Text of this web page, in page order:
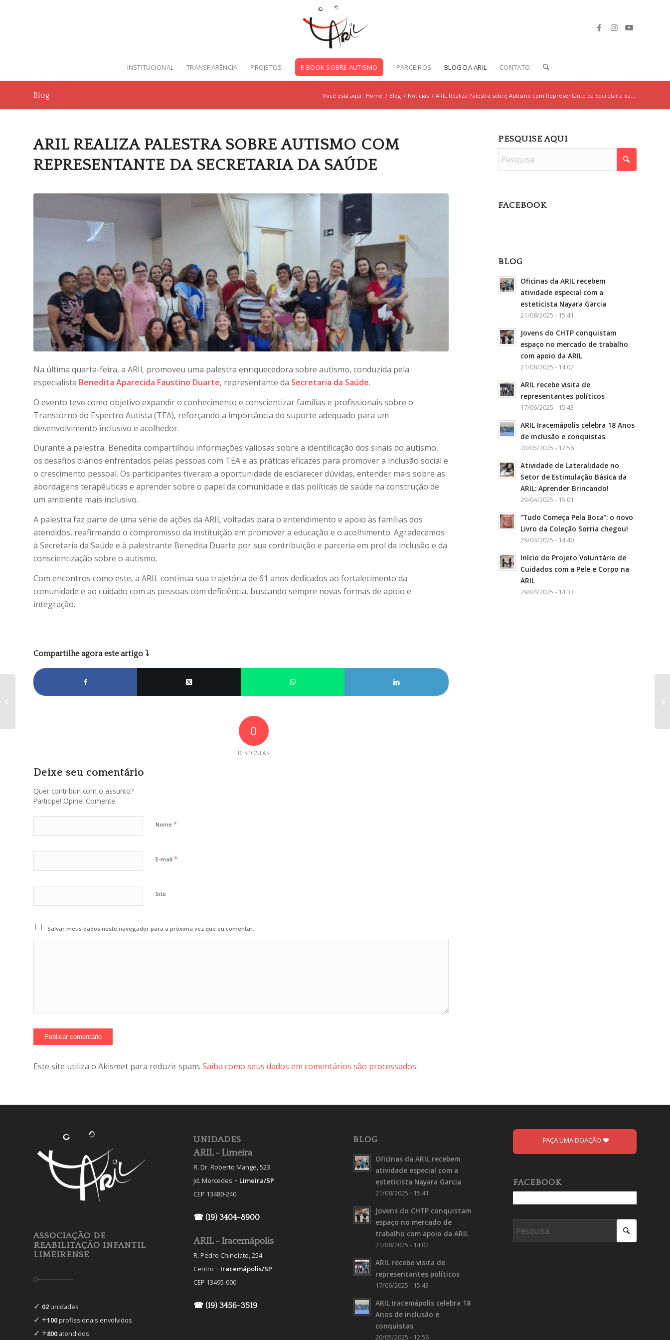
INSTITUCIONAL TRANSPARÊNCIA PROJETOS E-BOOK SOBRE AUTISMO PARCEIROS BLOG DA ARIL CONTATO
Blog Você está aqui: Home / Blog / Notícias / ARIL Realiza Palestra sobre Autismo com Representante da Secretaria da...
ARIL REALIZA PALESTRA SOBRE AUTISMO COM
REPRESENTANTE DA SECRETARIA DA SAÚDE
Na última quarta-feira, a ARIL promoveu uma palestra enriquecedora sobre autismo, conduzida pela
especialista Benedita Aparecida Faustino Duarte, representante da Secretaria da Saúde.
O evento teve como objetivo expandir o conhecimento e conscientizar famílias e profissionais sobre o
Transtorno do Espectro Autista (TEA), reforçando a importância do suporte adequado para um
desenvolvimento inclusivo e acolhedor.
Durante a palestra, Benedita compartilhou informações valiosas sobre a identificação dos sinais do autismo,
os desafios diários enfrentados pelas pessoas com TEA e as práticas eficazes para promover a inclusão social e
o crescimento pessoal. Os participantes tiveram a oportunidade de esclarecer dúvidas, entender mais sobre as
abordagens terapêuticas e aprender sobre o papel da comunidade e das políticas de saúde na construção de
um ambiente mais inclusivo.
A palestra faz parte de uma série de ações da ARIL voltadas para o entendimento e apoio às famílias dos
atendidos, reafirmando o compromisso da instituição em promover a educação e o acolhimento. Agradecemos
à Secretaria da Saúde e à palestrante Benedita Duarte por sua contribuição e parceria em prol da inclusão e da
conscientização sobre o autismo.
Com encontros como este, a ARIL continua sua trajetória de 61 anos dedicados ao fortalecimento da
comunidade e ao cuidado com as pessoas com deficiência, buscando sempre novas formas de apoio e
integração.
Compartilhe agora este artigo ⤵
0
RESPOSTAS
Deixe seu comentário
Quer contribuir com o assunto?
Participe! Opine! Comente.
Nome *
E-mail *
Site
Salvar meus dados neste navegador para a próxima vez que eu comentar.
Este site utiliza o Akismet para reduzir spam. Saiba como seus dados em comentários são processados.
PESQUISE AQUI
FACEBOOK
BLOG
Oficinas da ARIL recebem
atividade especial com a
esteticista Nayara Garcia
21/08/2025 - 15:41
Jovens do CHTP conquistam
espaço no mercado de trabalho
com apoio da ARIL
21/08/2025 - 14:02
ARIL recebe visita de
representantes políticos
17/06/2025 - 15:43
ARIL Iracemápolis celebra 18 Anos
de inclusão e conquistas
20/05/2025 - 12:56
Atividade de Lateralidade no
Setor de Estimulação Básica da
ARIL: Aprender Brincando!
29/04/2025 - 15:01
“Tudo Começa Pela Boca”: o novo
Livro da Coleção Sorria chegou!
29/04/2025 - 14:40
Início do Projeto Voluntário de
Cuidados com a Pele e Corpo na
ARIL
29/04/2025 - 14:33
ASSOCIAÇÃO DE
REABILITAÇÃO INFANTIL
LIMEIRENSE
✓ 02 unidades
✓ +100 profissionais envolvidos
✓ +800 atendidos
UNIDADES
ARIL - Limeira
R. Dr. Roberto Mange, 523
Jd. Mercedes - Limeira/SP
CEP 13480-240
☎ (19) 3404-8900
ARIL - Iracemápolis
R. Pedro Chinelato, 254
Centro - Iracemápolis/SP
CEP 13495-000
☎ (19) 3456-3519
BLOG
Oficinas da ARIL recebem
atividade especial com a
esteticista Nayara Garcia
21/08/2025 - 15:41
Jovens do CHTP conquistam
espaço no mercado de
trabalho com apoio da ARIL
21/08/2025 - 14:02
ARIL recebe visita de
representantes políticos
17/06/2025 - 15:43
ARIL Iracemápolis celebra 18
Anos de inclusão e
conquistas
20/05/2025 - 12:56
FAÇA UMA DOAÇÃO
FACEBOOK
5º Festival Comida de